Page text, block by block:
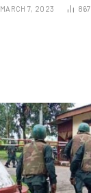
MARCH 7, 2023 867